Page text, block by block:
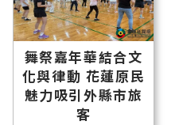
舞祭嘉年華結合文
化與律動 花蓮原民
魅力吸引外縣市旅
客